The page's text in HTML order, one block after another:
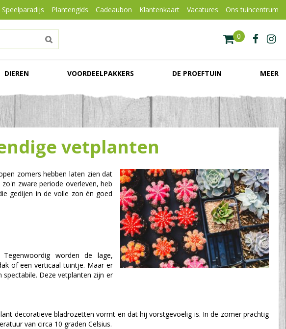
Speelparadijs Plantengids Cadeaubon Klantenkaart Vacatures Ons tuincentrum
DIEREN VOORDEELPAKKERS DE PROEFTUIN MEER
vetplanten
zomers hebben laten zien dat
zware periode overleven, heb
gedijen in de volle zon én goed
worden de lage,
of een verticaal tuintje. Maar er
Deze vetplanten zijn er
decoratieve bladrozetten vormt en dat hij vorstgevoelig is. In de zomer prachtig
van circa 10 graden Celsius.